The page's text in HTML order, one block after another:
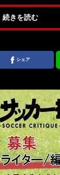
続きを読む
シェア